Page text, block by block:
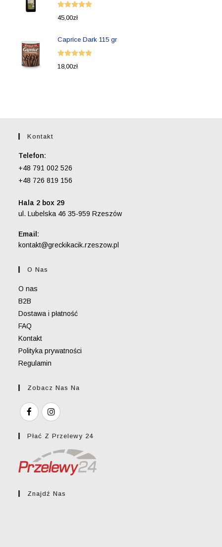
Oceniono
45,00zł
Caprice Dark 115 gr
Oceniono
18,00zł
Kontakt
Telefon:
+48 791 002 526
+48 726 819 156
Hala 2 box 29
ul. Lubelska 46 35-959 Rzeszów
Email:
kontakt@greckikacik.rzeszow.pl
O Nas
O nas
B2B
Dostawa i płatność
FAQ
Kontakt
Polityka prywatności
Regulamin
Zobacz Nas Na
Płać Z Przelewy 24
Znajdź Nas